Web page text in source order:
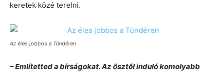
keretek közé terelni.
Az éles jobbos a Tündéren
– Említetted a bírságokat. Az ősztől induló komolyabb